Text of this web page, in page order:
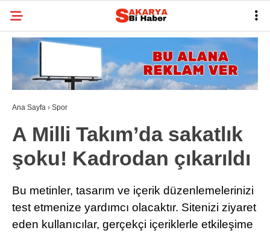
SAKARYA
VİDEO YAZARLAR
ESNAF
SIYASET
TARIHI ANLAYALIM
Ana Sayfa › Spor
A Milli Takım’da sakatlık
şoku! Kadrodan çıkarıldı
Bu metinler, tasarım ve içerik düzenlemelerinizi
test etmenize yardımcı olacaktır. Sitenizi ziyaret
eden kullanıcılar, gerçekçi içeriklerle etkileşime